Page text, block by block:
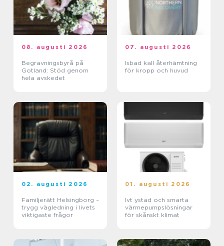
08. augusti 2026
Begravningsbyrå på
Gotland: Stöd genom
hela avskedet
07. augusti 2026
Isbad kall återhämtning
för kropp och huvud
02. augusti 2026
Familjerätt Helsingborg –
trygg vägledning i livets
viktigaste frågor
01. augusti 2026
Ivt ystad och smarta
värmepumpslösningar
för skånskt klimat